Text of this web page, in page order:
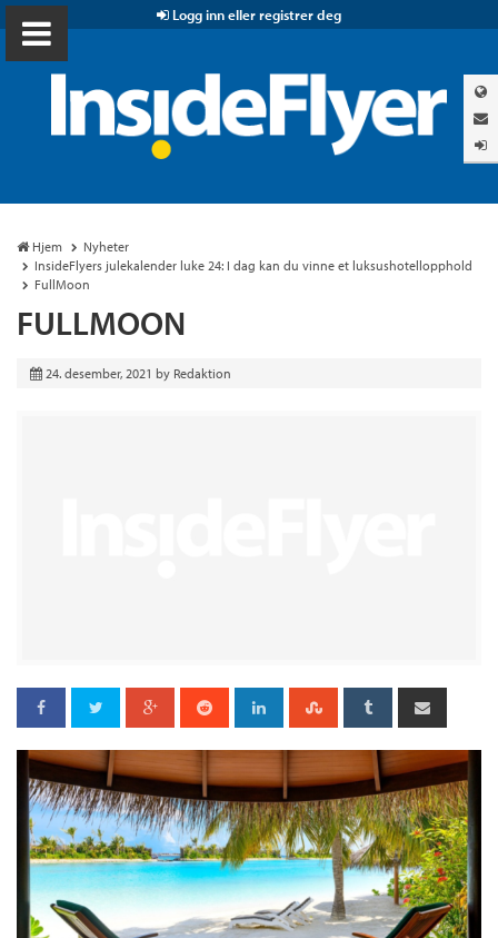
Logg inn eller registrer deg
Hjem
Nyheter
InsideFlyers julekalender luke 24: I dag kan du vinne et luksushotellopphold
FullMoon
FULLMOON
24. desember, 2021 by Redaktion